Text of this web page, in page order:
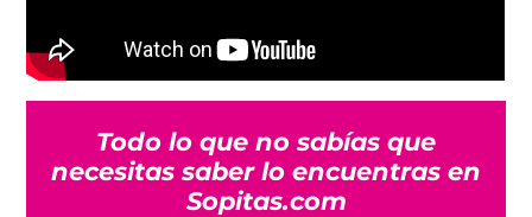
Todo lo que no sabías que
necesitas saber lo encuentras en
Sopitas.com